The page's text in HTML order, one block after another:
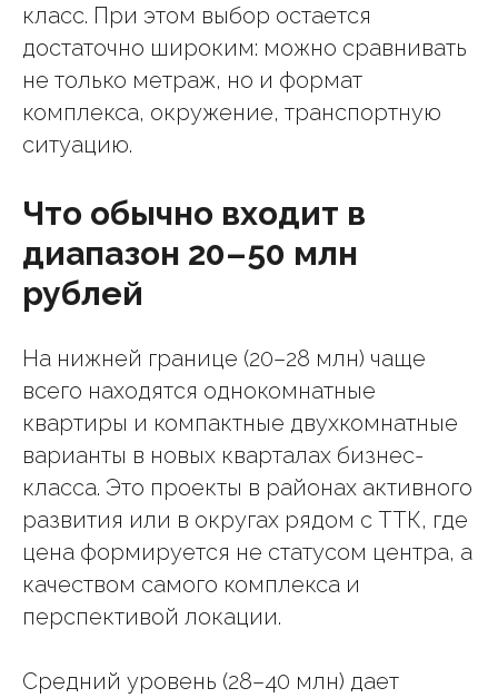
класс. При этом выбор остается
достаточно широким: можно сравнивать
не только метраж, но и формат
комплекса, окружение, транспортную
ситуацию.
Что обычно входит в
диапазон 20–50 млн
рублей
На нижней границе (20–28 млн) чаще
всего находятся однокомнатные
квартиры и компактные двухкомнатные
варианты в новых кварталах бизнес-
класса. Это проекты в районах активного
развития или в округах рядом с ТТК, где
цена формируется не статусом центра, а
качеством самого комплекса и
перспективой локации.
Средний уровень (28–40 млн) дает